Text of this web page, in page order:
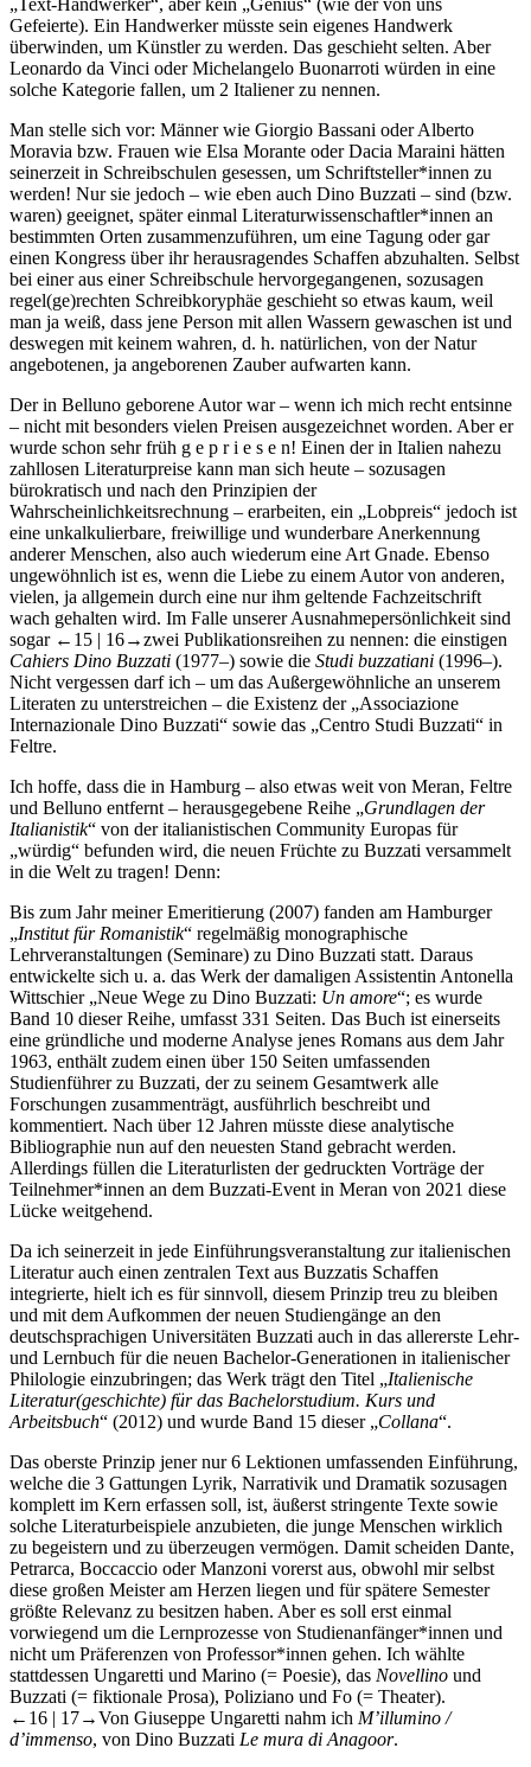
Gefeierte). Ein Handwerker müsste sein eigenes Handwerk
überwinden, um Künstler zu werden. Das geschieht selten. Aber
Leonardo da Vinci oder Michelangelo Buonarroti würden in eine
solche Kategorie fallen, um 2 Italiener zu nennen.
Man stelle sich vor: Männer wie Giorgio Bassani oder Alberto
Moravia bzw. Frauen wie Elsa Morante oder Dacia Maraini hätten
seinerzeit in Schreibschulen gesessen, um Schriftsteller*innen zu
werden! Nur sie jedoch – wie eben auch Dino Buzzati – sind (bzw.
waren) geeignet, später einmal Literaturwissenschaftler*innen an
bestimmten Orten zusammenzuführen, um eine Tagung oder gar
einen Kongress über ihr herausragendes Schaffen abzuhalten. Selbst
bei einer aus einer Schreibschule hervorgegangenen, sozusagen
regel(ge)rechten Schreibkoryphäe geschieht so etwas kaum, weil
man ja weiß, dass jene Person mit allen Wassern gewaschen ist und
deswegen mit keinem wahren, d. h. natürlichen, von der Natur
angebotenen, ja angeborenen Zauber aufwarten kann.
Der in Belluno geborene Autor war – wenn ich mich recht entsinne
– nicht mit besonders vielen Preisen ausgezeichnet worden. Aber er
wurde schon sehr früh g e p r i e s e n! Einen der in Italien nahezu
zahllosen Literaturpreise kann man sich heute – sozusagen
bürokratisch und nach den Prinzipien der
Wahrscheinlichkeitsrechnung – erarbeiten, ein „Lobpreis“ jedoch ist
eine unkalkulierbare, freiwillige und wunderbare Anerkennung
anderer Menschen, also auch wiederum eine Art Gnade. Ebenso
ungewöhnlich ist es, wenn die Liebe zu einem Autor von anderen,
vielen, ja allgemein durch eine nur ihm geltende Fachzeitschrift
wach gehalten wird. Im Falle unserer Ausnahmepersönlichkeit sind
sogar ←15 | 16→zwei Publikationsreihen zu nennen: die einstigen
Cahiers Dino Buzzati (1977–) sowie die Studi buzzatiani (1996–).
Nicht vergessen darf ich – um das Außergewöhnliche an unserem
Literaten zu unterstreichen – die Existenz der „Associazione
Internazionale Dino Buzzati“ sowie das „Centro Studi Buzzati“ in
Feltre.
Ich hoffe, dass die in Hamburg – also etwas weit von Meran, Feltre
und Belluno entfernt – herausgegebene Reihe „Grundlagen der
Italianistik“ von der italianistischen Community Europas für
„würdig“ befunden wird, die neuen Früchte zu Buzzati versammelt
in die Welt zu tragen! Denn:
Bis zum Jahr meiner Emeritierung (2007) fanden am Hamburger
„Institut für Romanistik“ regelmäßig monographische
Lehrveranstaltungen (Seminare) zu Dino Buzzati statt. Daraus
entwickelte sich u. a. das Werk der damaligen Assistentin Antonella
Wittschier „Neue Wege zu Dino Buzzati: Un amore“; es wurde
Band 10 dieser Reihe, umfasst 331 Seiten. Das Buch ist einerseits
eine gründliche und moderne Analyse jenes Romans aus dem Jahr
1963, enthält zudem einen über 150 Seiten umfassenden
Studienführer zu Buzzati, der zu seinem Gesamtwerk alle
Forschungen zusammenträgt, ausführlich beschreibt und
kommentiert. Nach über 12 Jahren müsste diese analytische
Bibliographie nun auf den neuesten Stand gebracht werden.
Allerdings füllen die Literaturlisten der gedruckten Vorträge der
Teilnehmer*innen an dem Buzzati-Event in Meran von 2021 diese
Lücke weitgehend.
Da ich seinerzeit in jede Einführungsveranstaltung zur italienischen
Literatur auch einen zentralen Text aus Buzzatis Schaffen
integrierte, hielt ich es für sinnvoll, diesem Prinzip treu zu bleiben
und mit dem Aufkommen der neuen Studiengänge an den
deutschsprachigen Universitäten Buzzati auch in das allererste Lehr-
und Lernbuch für die neuen Bachelor-Generationen in italienischer
Philologie einzubringen; das Werk trägt den Titel „Italienische
Literatur(geschichte) für das Bachelorstudium. Kurs und
Arbeitsbuch“ (2012) und wurde Band 15 dieser „Collana“.
Das oberste Prinzip jener nur 6 Lektionen umfassenden Einführung,
welche die 3 Gattungen Lyrik, Narrativik und Dramatik sozusagen
komplett im Kern erfassen soll, ist, äußerst stringente Texte sowie
solche Literaturbeispiele anzubieten, die junge Menschen wirklich
zu begeistern und zu überzeugen vermögen. Damit scheiden Dante,
Petrarca, Boccaccio oder Manzoni vorerst aus, obwohl mir selbst
diese großen Meister am Herzen liegen und für spätere Semester
größte Relevanz zu besitzen haben. Aber es soll erst einmal
vorwiegend um die Lernprozesse von Studienanfänger*innen und
nicht um Präferenzen von Professor*innen gehen. Ich wählte
stattdessen Ungaretti und Marino (= Poesie), das Novellino und
Buzzati (= fiktionale Prosa), Poliziano und Fo (= Theater).
←16 | 17→Von Giuseppe Ungaretti nahm ich M’illumino /
d’immenso, von Dino Buzzati Le mura di Anagoor.